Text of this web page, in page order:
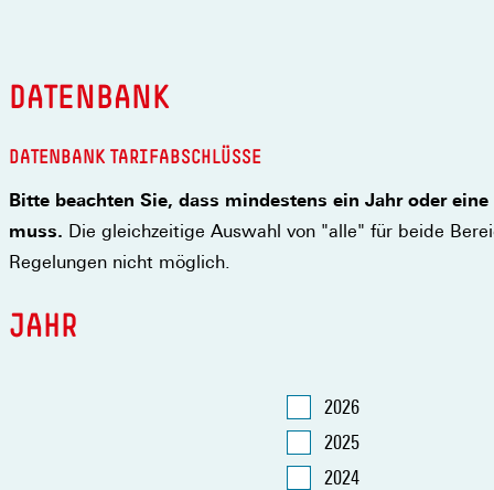
DATENBANK
DATENBANK TARIFABSCHLÜSSE
Bitte beachten Sie, dass mindestens ein Jahr oder
muss. Die gleichzeitige Auswahl von "alle" für beide
Regelungen nicht möglich.
JAHR
2026
2025
2024